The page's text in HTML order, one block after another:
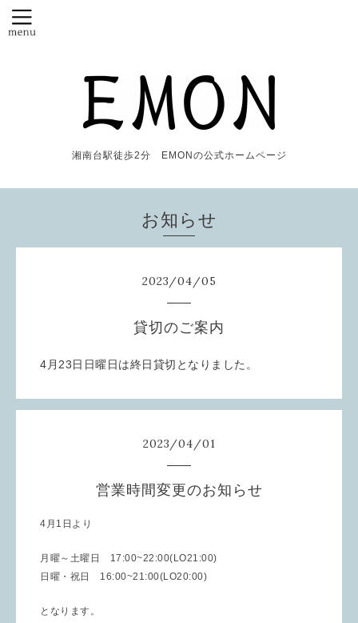
湘南台駅徒歩2分 EMONの公式ホームページ
お知らせ
2023/04/05
貸切のご案内
4月23日日曜日は終日貸切となりました。
2023/04/01
営業時間変更のお知らせ
4 月 1 日より
月曜～土曜日
17:00~22:00(LO21:00)
日曜・祝日 16:00~21:00(LO20:00)
となります。